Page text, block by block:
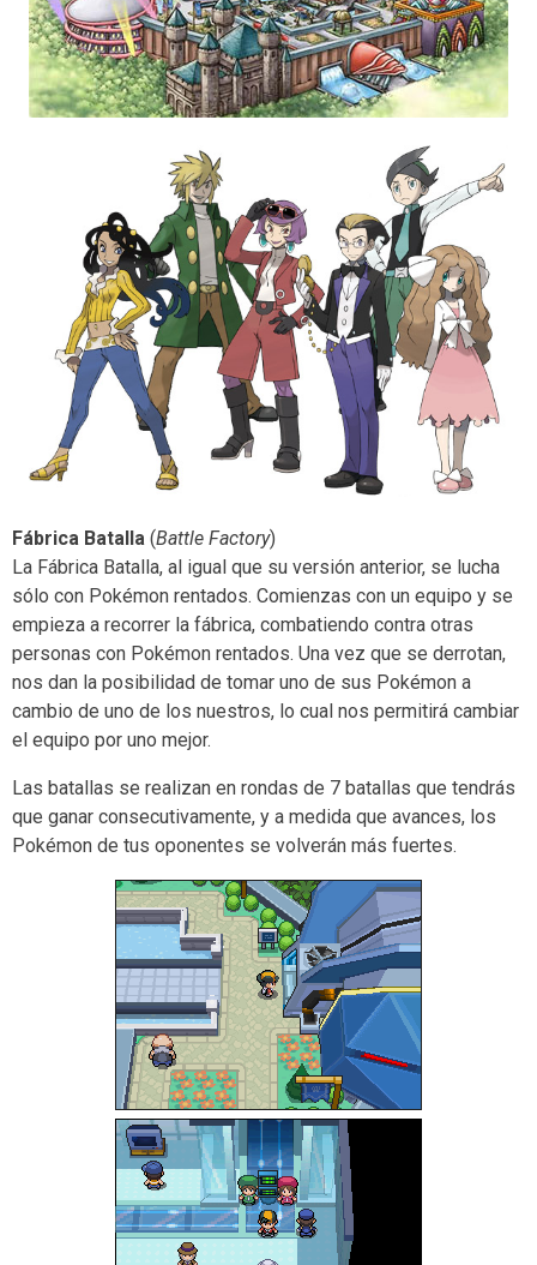
Fábrica Batalla (Battle Factory)
La Fábrica Batalla, al igual que su versión anterior, se lucha
sólo con Pokémon rentados. Comienzas con un equipo y se
empieza a recorrer la fábrica, combatiendo contra otras
personas con Pokémon rentados. Una vez que se derrotan,
nos dan la posibilidad de tomar uno de sus Pokémon a
cambio de uno de los nuestros, lo cual nos permitirá cambiar
el equipo por uno mejor.
Las batallas se realizan en rondas de 7 batallas que tendrás
que ganar consecutivamente, y a medida que avances, los
Pokémon de tus oponentes se volverán más fuertes.